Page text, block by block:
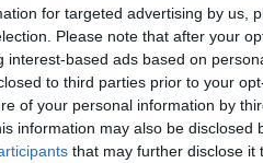
for targeted advertising by us,
Please note that after your
interest-based ads based on
to third parties prior to your
of your personal information by
information may also be disclosed
that may further disclose it